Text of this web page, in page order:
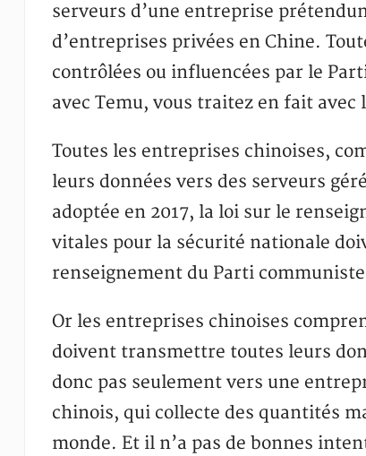
serveurs d’une entreprise
d’entreprises privées en Chine.
contrôlées ou influencées par le
avec Temu, vous traitez en fait
Toutes les entreprises chinoises,
leurs données vers des serveurs
adoptée en 2017, la loi sur le
vitales pour la sécurité nationale
renseignement du Parti
Or les entreprises chinoises
doivent transmettre toutes leurs
donc pas seulement vers une
chinois, qui collecte des quantités
monde. Et il n’a pas de bonnes